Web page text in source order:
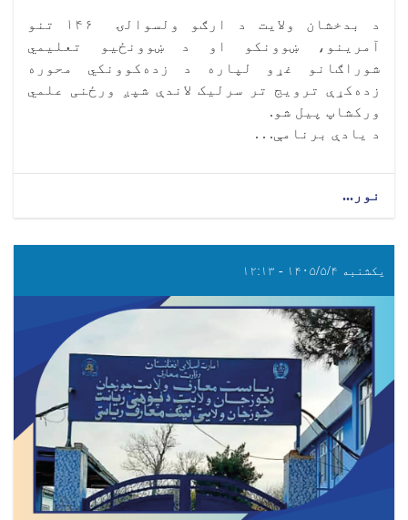
د بدخشان ولایت د ارګو ولسوالۍ ۱۴۶ تنو
آمرینو، ښوونکو او د ښوونځیو تعلیمي
شوراګانو غړو لپاره د زده‌کوونکي محوره
زده‌کړې ترویج تر سرلیک لاندې شپږ ورځنی علمي
ورکشاپ پیل شو.
د یادې برنامې. . .
نور...
یکشنبه ۱۴۰۵/۵/۴ - ۱۲:۱۳